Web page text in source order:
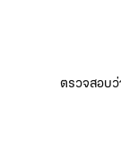
ตรวจสอบว่